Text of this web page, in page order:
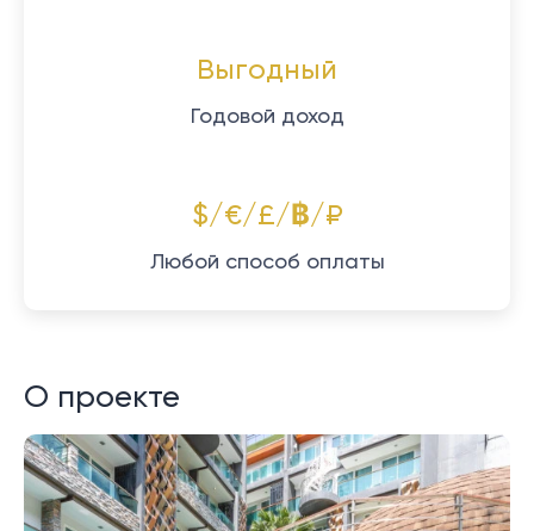
Выгодный
Годовой доход
$/€/£/฿/₽
Любой способ оплаты
О проекте